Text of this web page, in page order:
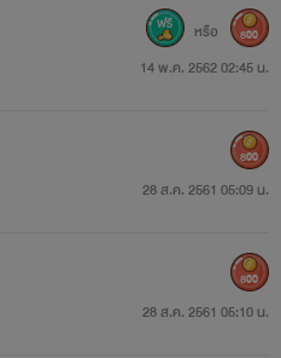
14 พ.ค. 2562 02:45 น.
หรือ 800
28 ส.ค. 2561 05:09 น.
800
28 ส.ค. 2561 05:10 น.
800